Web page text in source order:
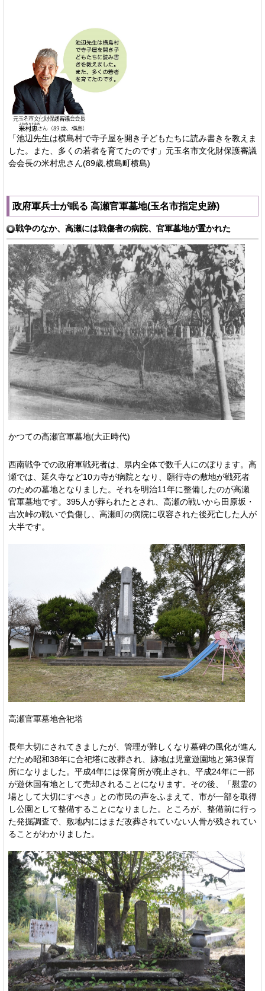
「池辺先生は横島村で寺子屋を開き子どもたちに読み書きを教えま
した。また、多くの若者を育てたのです」元玉名市文化財保護審議
会会長の米村忠さん(89歳,横島町横島)
政府軍兵士が眠る 高瀬官軍墓地(玉名市指定史跡)
戦争のなか、高瀬には戦傷者の病院、官軍墓地が置かれた
かつての高瀬官軍墓地(大正時代)
西南戦争での政府軍戦死者は、県内全体で数千人にのぼります。高
瀬では、延久寺など10カ寺が病院となり、願行寺の敷地が戦死者
のための墓地となりました。それを明治11年に整備したのが高瀬
官軍墓地です。395人が葬られたとされ、高瀬の戦いから田原坂・
吉次峠の戦いで負傷し、高瀬町の病院に収容された後死亡した人が
大半です。
高瀬官軍墓地合祀塔
長年大切にされてきましたが、管理が難しくなり墓碑の風化が進ん
だため昭和38年に合祀塔に改葬され、跡地は児童遊園地と第3保育
所になりました。平成4年には保育所が廃止され、平成24年に一部
が遊休国有地として売却されることになります。その後、「慰霊の
場として大切にすべき」との市民の声をふまえて、市が一部を取得
し公園として整備することになりました。ところが、整備前に行っ
た発掘調査で、敷地内にはまだ改葬されていない人骨が残されてい
ることがわかりました。